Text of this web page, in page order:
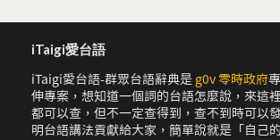
iTaigi愛台語
iTaigi愛台語-群眾台語辭典是 g0v 零時政府
伸專案，想知道一個詞的台語怎麼說，來這
都可以查，但不一定查得到，查不到時可以
明台語講法貢獻給大家，簡單說就是「自己